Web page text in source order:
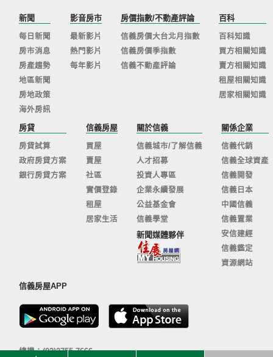
新聞
每日新聞
房市消息
房產趨勢
地區新聞
房地政策
海外房訊
影音房市
最新影片
熱門影片
每年影片
房價指數/不動產評論
信義房價大台北月指數
信義房價季指數
信義不動產評論
百科
百科知識
買方相關知識
賣方相關知識
租屋相關知識
居家相關知識
房貸
房貸試算
政府房貸方案
銀行房貸方案
信義房屋
買屋
賣屋
社區
實價登錄
租屋
居家生活
關於信義
信義城市/了解信義
人才招募
投資人專區
企業永續發展
公益基金會
信義學堂
新聞媒體夥伴
關係企業
信義代銷
信義全球資產
信義開發
信義日本
中國信義
信義置業
安信建經
信義鑑定
資源網站
信義房屋APP
總機：(02)2755-7666